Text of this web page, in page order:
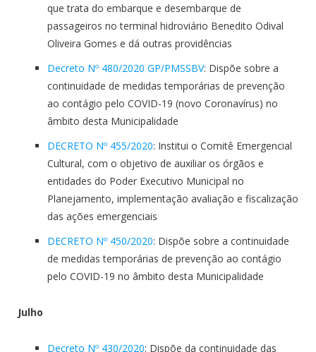
que trata do embarque e desembarque de
passageiros no terminal hidroviário Benedito Odival
Oliveira Gomes e dá outras providências
Decreto Nº 480/2020 GP/PMSSBV: Dispõe sobre a
continuidade de medidas temporárias de prevenção
ao contágio pelo COVID-19 (novo Coronavírus) no
âmbito desta Municipalidade
DECRETO Nº 455/2020: Institui o Comitê Emergencial
Cultural, com o objetivo de auxiliar os órgãos e
entidades do Poder Executivo Municipal no
Planejamento, implementação avaliação e fiscalização
das ações emergenciais
DECRETO Nº 450/2020: Dispõe sobre a continuidade
de medidas temporárias de prevenção ao contágio
pelo COVID-19 no âmbito desta Municipalidade
Julho
Decreto Nº 430/2020: Dispõe da continuidade das